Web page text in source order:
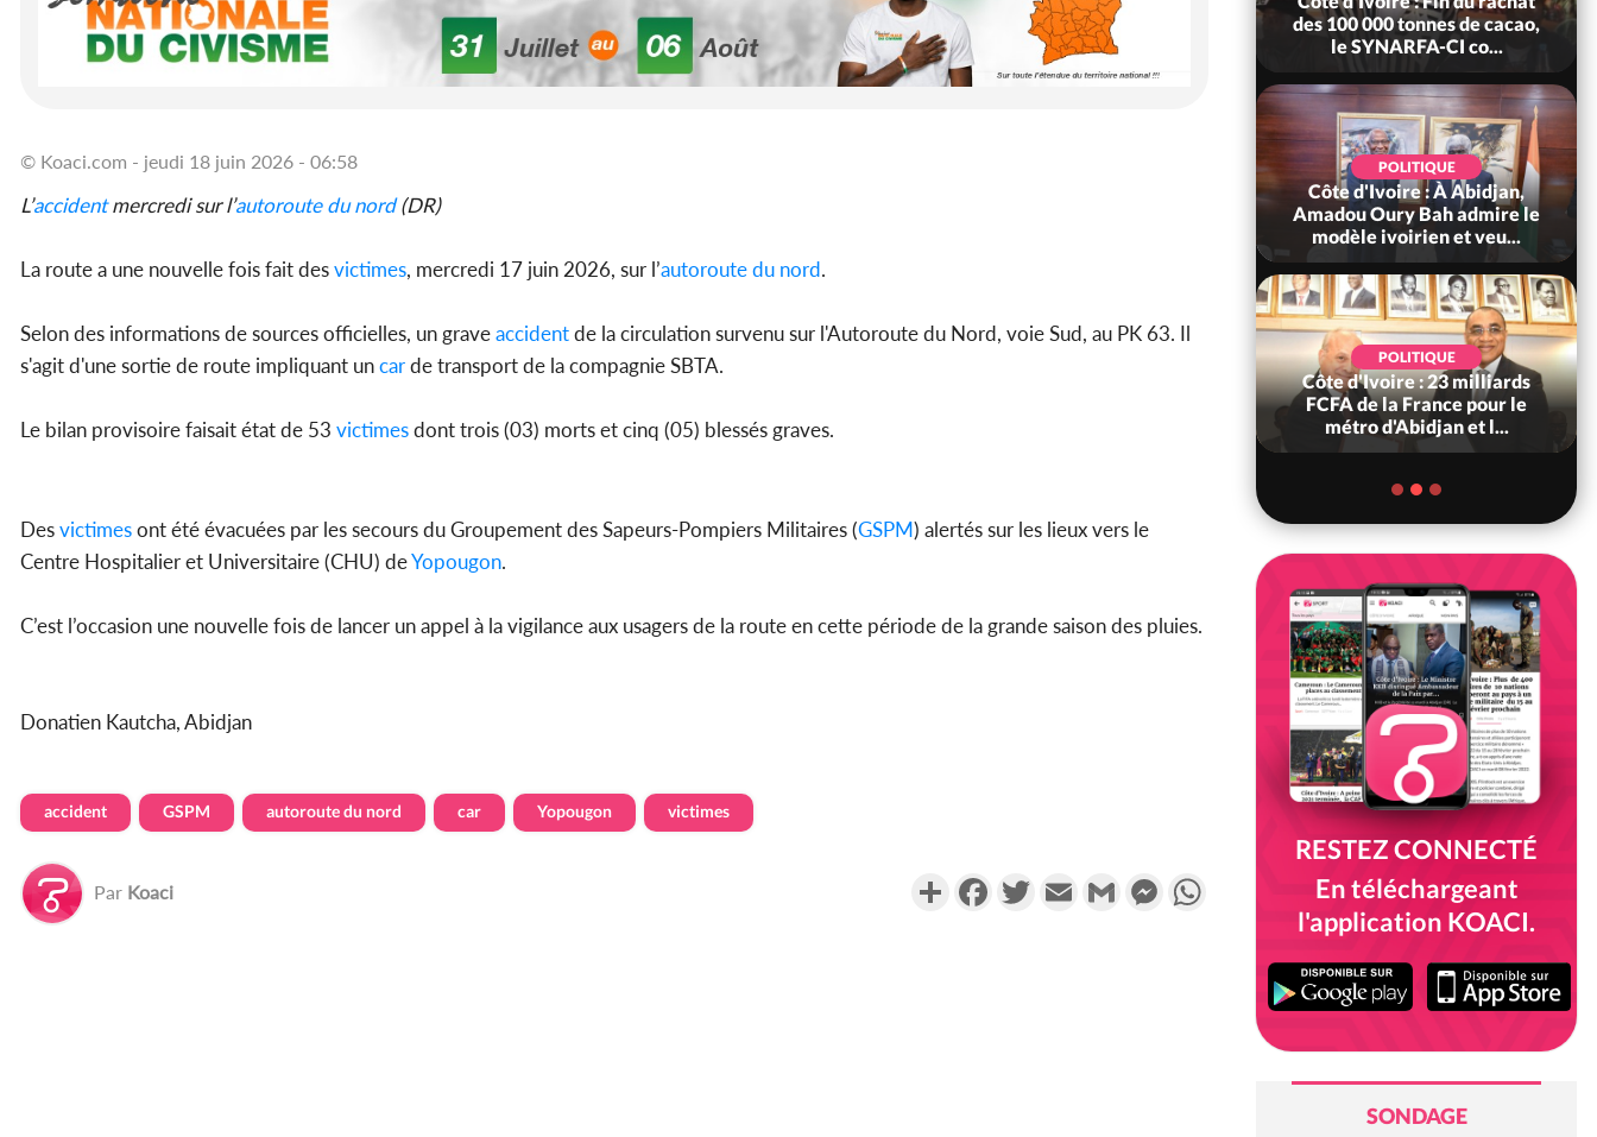
© Koaci.com - jeudi 18 juin 2026 - 06:58
L’accidentmercredi sur l’autoroute du nord(DR)
La route a une nouvelle fois fait desvictimes, mercredi 17 juin 2026, sur l’autoroute du nord.
Selon des informations de sources officielles, un graveaccidentde la circulation survenu sur l'Autoroute du Nord, voie Sud, au PK 63. Il
s'agit d'une sortie de route impliquant uncarde transport de la compagnie SBTA.
Le bilan provisoire faisait état de 53 victimesdont trois (03) morts et cinq (05) blessés graves.
Desvictimesont été évacuées par les secours du Groupement des Sapeurs-Pompiers Militaires (GSPM) alertés sur les lieux vers le
Centre Hospitalier et Universitaire (CHU) deYopougon.
C’est l’occasion une nouvelle fois de lancer un appel à la vigilance aux usagers de la route en cette période de la grande saison des pluies.
Donatien Kautcha, Abidjan
accident GSPM autoroute du nord car Yopougon victimes
Par Koaci PartagerFacebookTwitterEmail Gmail Messenger
Alassane Ouattara accorde
la grâce à 4 661...
des 100 000 tonnes de cacao,
le SYNARFA-CI co...
POLITIQUE
Côte d'Ivoire : À Abidjan,
Amadou Oury Bah admire le
modèle ivoirien et veu...
POLITIQUE
Côte d'Ivoire : 23 milliards
FCFA de la France pour le
métro d'Abidjan et l...
RESTEZ CONNECTÉ
En téléchargeant
l'application KOACI.
SONDAGE